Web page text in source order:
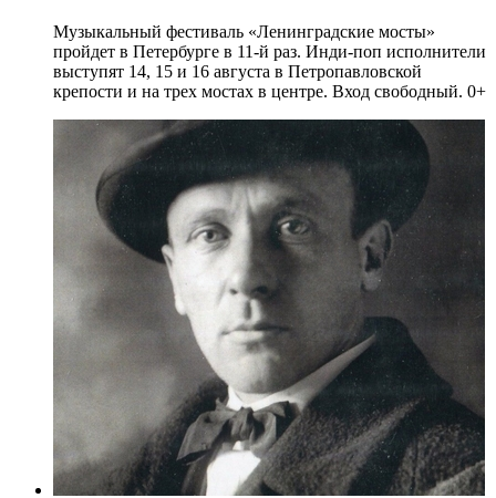
Музыкальный фестиваль «Ленинградские мосты»
пройдет в Петербурге в 11-й раз. Инди-поп исполнители
выступят 14, 15 и 16 августа в Петропавловской
крепости и на трех мостах в центре. Вход свободный. 0+